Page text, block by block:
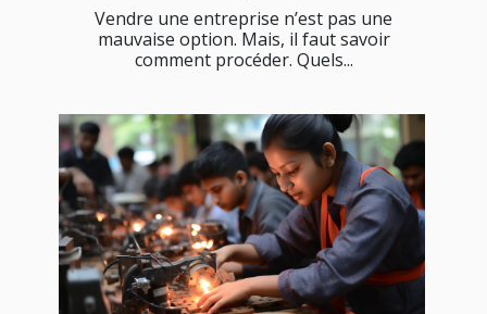
Vendre une entreprise n’est pas une
mauvaise option. Mais, il faut savoir
comment procéder. Quels...